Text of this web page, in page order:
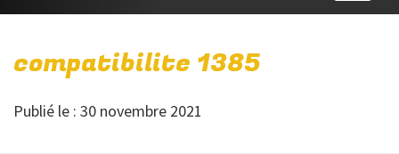
compatibilite 1385
Publié le : 30 novembre 2021